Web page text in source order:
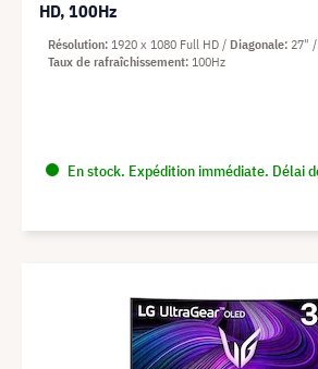
HD, 100Hz
En stock. Expédition immédiate. Délai
Résolution 1920 x 1080 Full HD Diagonale 27"
Taux de rafraîchissement 100Hz